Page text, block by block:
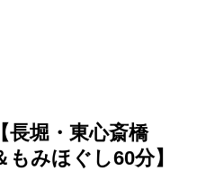
長堀・東心斎橋
みほぐし60分】